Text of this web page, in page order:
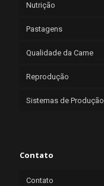
Nutrição
Pastagens
Qualidade da Carne
Reprodução
Sistemas de Produção
Contato
Contato